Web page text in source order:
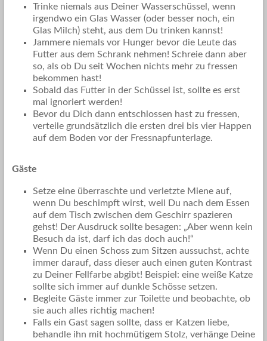
Trinke niemals aus Deiner Wasserschüssel, wenn
irgendwo ein Glas Wasser (oder besser noch, ein
Glas Milch) steht, aus dem Du trinken kannst!
Jammere niemals vor Hunger bevor die Leute das
Futter aus dem Schrank nehmen! Schreie dann aber
so, als ob Du seit Wochen nichts mehr zu fressen
bekommen hast!
Sobald das Futter in der Schüssel ist, sollte es erst
mal ignoriert werden!
Bevor du Dich dann entschlossen hast zu fressen,
verteile grundsätzlich die ersten drei bis vier Happen
auf dem Boden vor der Fressnapfunterlage.
Gäste
Setze eine überraschte und verletzte Miene auf,
wenn Du beschimpft wirst, weil Du nach dem Essen
auf dem Tisch zwischen dem Geschirr spazieren
gehst! Der Ausdruck sollte besagen: „Aber wenn kein
Besuch da ist, darf ich das doch auch!“
Wenn Du einen Schoss zum Sitzen aussuchst, achte
immer darauf, dass dieser auch einen guten Kontrast
zu Deiner Fellfarbe abgibt! Beispiel: eine weiße Katze
sollte sich immer auf dunkle Schösse setzen.
Begleite Gäste immer zur Toilette und beobachte, ob
sie auch alles richtig machen!
Falls ein Gast sagen sollte, dass er Katzen liebe,
behandle ihn mit hochmütigem Stolz, verhänge Deine